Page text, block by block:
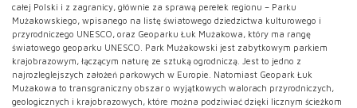
całej Polski i z zagranicy, głównie za sprawą perełek regionu – Parku
Mużakowskiego, wpisanego na listę światowego dziedzictwa kulturowego i
przyrodniczego UNESCO, oraz Geoparku Łuk Mużakowa, który ma rangę
światowego geoparku UNESCO. Park Mużakowski jest zabytkowym parkiem
krajobrazowym, łączącym naturę ze sztuką ogrodniczą. Jest to jedno z
najrozleglejszych założeń parkowych w Europie. Natomiast Geopark Łuk
Mużakowa to transgraniczny obszar o wyjątkowych walorach przyrodniczych,
geologicznych i krajobrazowych, które można podziwiać dzięki licznym ścieżkom